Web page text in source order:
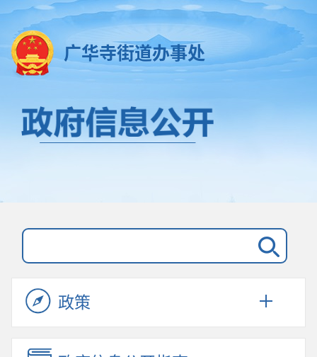
广华寺街道办事处
政策